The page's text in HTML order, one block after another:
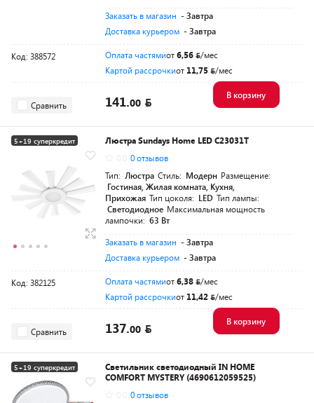
Заказать в магазин - Завтра
Доставка курьером - Завтра
Код: 388572 Оплата частямиот6,56
/мес
Картой рассрочкиот 11,75 /мес
Сравнить 141.00
В корзину
5+19 суперкредит
Люстра Sundays Home LED C23031T
0 отзывов
Тип: Люстра Стиль: Модерн Размещение:
Гостиная, Жилая комната, Кухня,
Прихожая Тип цоколя: LED Тип лампы:
Светодиодное Максимальная мощность
лампочки: 63 Вт
Заказать в магазин - Завтра
Доставка курьером - Завтра
Код: 382125 Оплата частямиот6,38
/мес
Картой рассрочкиот 11,42 /мес
Сравнить 137.00
В корзину
5+19 суперкредит
Разумная цена
Светильник светодиодный IN HOME
COMFORT MYSTERY (4690612059525)
0 отзывов